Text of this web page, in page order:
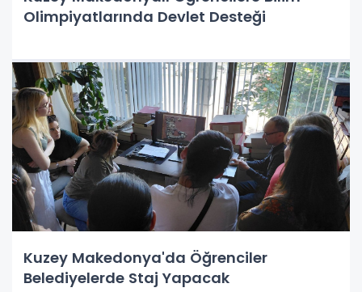
Olimpiyatlarında Devlet Desteği
Kuzey Makedonya'da Öğrenciler
Belediyelerde Staj Yapacak